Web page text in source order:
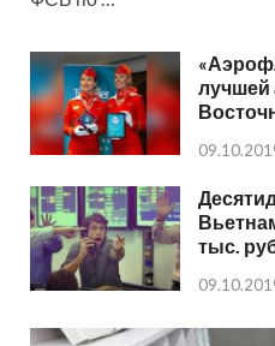
лучшей
тыс.